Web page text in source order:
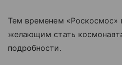
Тем временем «Роскосмос»
желающим стать
подробности.